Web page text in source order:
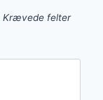
Krævede felter